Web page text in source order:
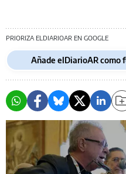
PRIORIZA ELDIARIOAR EN GOOGLE
Añade elDiarioAR como